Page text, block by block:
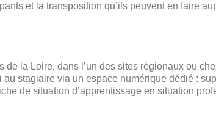
et la transposition qu’ils peuvent en faire
la Loire, dans l’un des sites régionaux ou
stagiaire via un espace numérique dédié :
de situation d’apprentissage en situation